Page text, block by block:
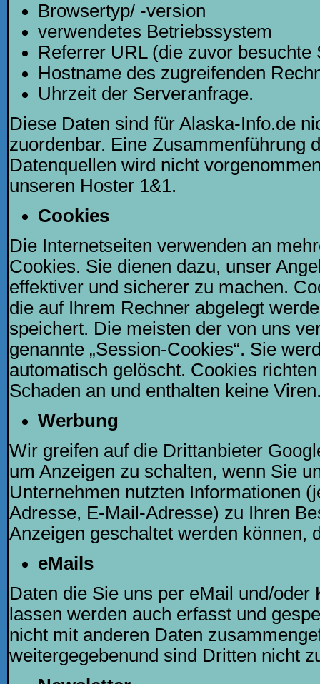
Browsertyp/ -version
verwendetes Betriebssystem
Referrer URL (die zuvor besuchte
Hostname des zugreifenden
Uhrzeit der Serveranfrage.
Diese Daten sind für Alaska-Info.de
zuordenbar. Eine Zusammenführung
Datenquellen wird nicht
unseren Hoster 1&1.
Cookies
Die Internetseiten verwenden an
Cookies. Sie dienen dazu, unser
effektiver und sicherer zu machen.
die auf Ihrem Rechner abgelegt
speichert. Die meisten der von uns
genannte „Session-Cookies“. Sie
automatisch gelöscht. Cookies
Schaden an und enthalten keine
Werbung
Wir greifen auf die Drittanbieter
um Anzeigen zu schalten, wenn Sie
Unternehmen nutzten Informationen
Adresse, E-Mail-Adresse) zu Ihren
Anzeigen geschaltet werden können,
eMails
Daten die Sie uns per eMail und/
lassen werden auch erfasst und
nicht mit anderen Daten
weitergegebenund sind Dritten nicht